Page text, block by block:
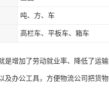
吨、方、车
高栏车、平板车、箱车
是增加了劳动就业率、降低了运
及办公工具，方便物流公司把货